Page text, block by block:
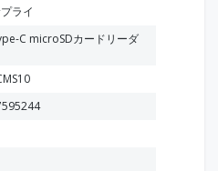
ライ
C microSDカードリーダ